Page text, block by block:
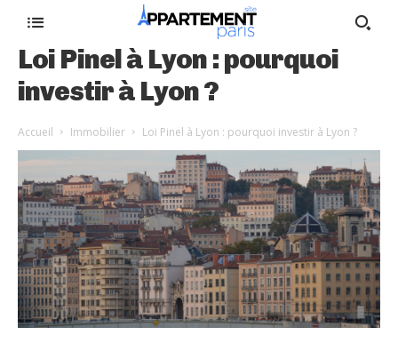
Loi Pinel à Lyon : pourquoi
investir à Lyon ?
Accueil Immobilier Loi Pinel à Lyon : pourquoi investir à Lyon ?